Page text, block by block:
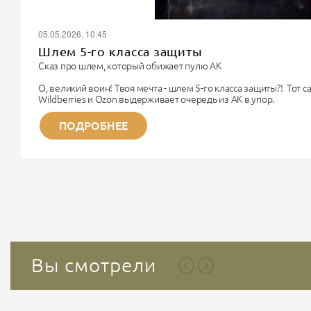
05.05.2026, 10:45
Шлем 5-го класса защиты
Сказ про шлем, который обижает пулю АК
О, великий воин! Твоя мечта - шлем 5-го класса защиты?! Тот
Wildberries и Ozon выдерживает очередь из АК в упор.
Поздравляю. Ты хочешь купить чугунный унитаз, чтобы надеть
Немного физики для прояснения сознания.
Дорогой Рембо, 5-й класс бронезащиты (по старому ГОСТу) -
ПОДРОБНЕЕ
Вы смотрели